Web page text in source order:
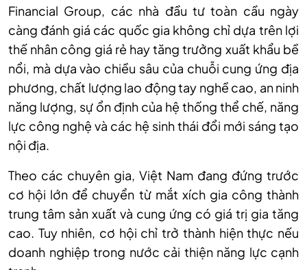
Financial Group, các nhà đầu tư toàn cầu ngày
càng đánh giá các quốc gia không chỉ dựa trên lợi
thế nhân công giá rẻ hay tăng trưởng xuất khẩu bề
nổi, mà dựa vào chiều sâu của chuỗi cung ứng địa
phương, chất lượng lao động tay nghề cao, an ninh
năng lượng, sự ổn định của hệ thống thể chế, năng
lực công nghệ và các hệ sinh thái đổi mới sáng tạo
nội địa.
Theo các chuyên gia, Việt Nam đang đứng trước
cơ hội lớn để chuyển từ mắt xích gia công thành
trung tâm sản xuất và cung ứng có giá trị gia tăng
cao. Tuy nhiên, cơ hội chỉ trở thành hiện thực nếu
doanh nghiệp trong nước cải thiện năng lực cạnh